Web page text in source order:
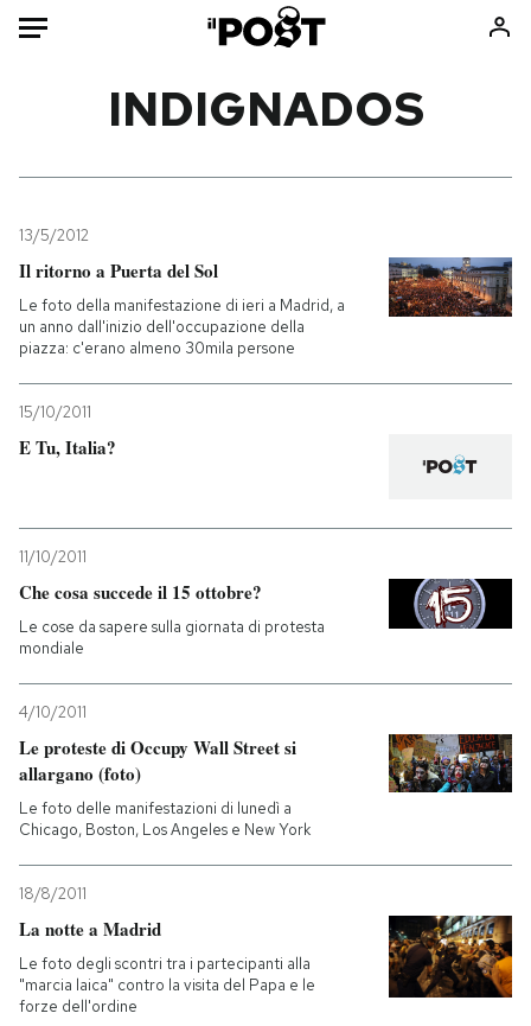
Mondo
Politica
Tecnologia
Internet
Cultura
Economia
Consumismi
Storie/Idee
Ok Boomer!
Mondiali calcio 2026
NEWSLETTER
SHOP
CALENDARIO
AREA PERSONALE
INDIGNADOS
13/5/2012
Il ritorno a Puerta del Sol
Le foto della manifestazione di ieri a Madrid, a
un anno dall'inizio dell'occupazione della
piazza: c'erano almeno 30mila persone
15/10/2011
E Tu, Italia?
11/10/2011
Che cosa succede il 15 ottobre?
Le cose da sapere sulla giornata di protesta
mondiale
4/10/2011
Le proteste di Occupy Wall Street si
allargano (foto)
Le foto delle manifestazioni di lunedì a
Chicago, Boston, Los Angeles e New York
18/8/2011
La notte a Madrid
Le foto degli scontri tra i partecipanti alla
"marcia laica" contro la visita del Papa e le
forze dell'ordine